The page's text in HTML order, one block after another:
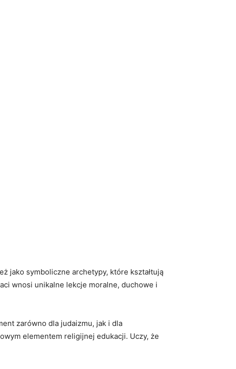
jako symboliczne archetypy, które kształtują
wnosi unikalne lekcje moralne, duchowe i
zarówno dla judaizmu, jak i dla
elementem religijnej edukacji. Uczy, że